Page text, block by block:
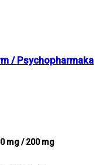
/ Psychopharmaka
mg / 200 mg